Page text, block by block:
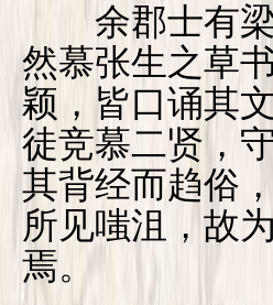
余郡士有梁
然慕张生之草
颖，皆口诵其
徒竞慕二贤，
其背经而趋俗
所见嗤沮，故
焉。